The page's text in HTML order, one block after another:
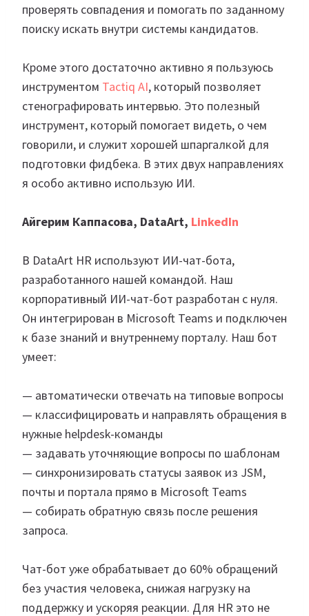
проверять совпадения и помогать по заданному
поиску искать внутри системы кандидатов.
Кроме этого достаточно активно я пользуюсь
инструментом Tactiq AI, который позволяет
стенографировать интервью. Это полезный
инструмент, который помогает видеть, о чем
говорили, и служит хорошей шпаргалкой для
подготовки фидбека. В этих двух направлениях
я особо активно использую ИИ.
Айгерим Каппасова, DataArt, LinkedIn
В DataArt HR используют ИИ-чат-бота,
разработанного нашей командой. Наш
корпоративный ИИ-чат-бот разработан с нуля.
Он интегрирован в Microsoft Teams и подключен
к базе знаний и внутреннему порталу. Наш бот
умеет:
— автоматически отвечать на типовые вопросы
— классифицировать и направлять обращения в
нужные helpdesk-команды
— задавать уточняющие вопросы по шаблонам
— синхронизировать статусы заявок из JSM,
почты и портала прямо в Microsoft Teams
— собиpать обратную связь после решения
запроса.
Чат-бот уже обрабатывает до 60% обращений
без участия человека, снижая нагрузку на
поддержку и ускоряя реакции. Для HR это не